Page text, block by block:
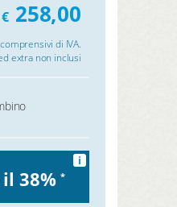
€ 258,00
di IVA.
extra non inclusi
38%*
i